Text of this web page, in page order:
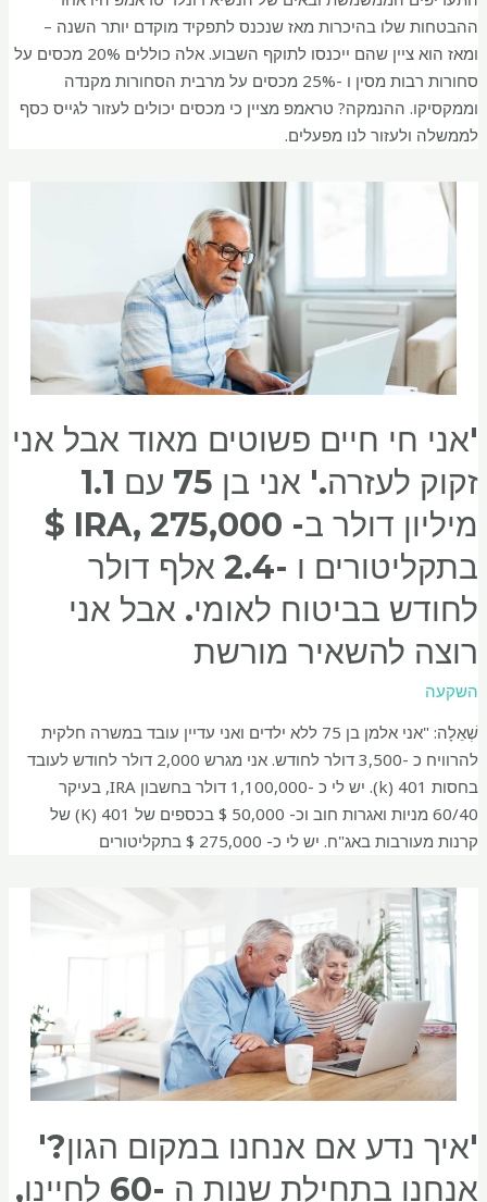
ההבטחות שלו בהיכרות מאז שנכנס לתפקיד מוקדם יותר השנה –
ומאז הוא ציין שהם ייכנסו לתוקף השבוע. אלה כוללים 20% מכסים על
סחורות רבות מסין ו -25% מכסים על מרבית הסחורות מקנדה
וממקסיקו. ההנמקה? טראמפ מציין כי מכסים יכולים לעזור לגייס כסף
לממשלה ולעזור לנו מפעלים.
'אני חי חיים פשוטים מאוד אבל אני
זקוק לעזרה.' אני בן 75 עם 1.1
מיליון דולר ב- IRA, 275,000 $
בתקליטורים ו -2.4 אלף דולר
לחודש בביטוח לאומי. אבל אני
רוצה להשאיר מורשת
השקעה
שְׁאֵלָה: "אני אלמן בן 75 ללא ילדים ואני עדיין עובד במשרה חלקית
להרוויח כ -3,500 דולר לחודש. אני מגרש 2,000 דולר לחודש לעובד
בחסות 401 (k). יש לי כ -1,100,000 דולר בחשבון IRA, בעיקר
60/40 מניות ואגרות חוב וכ- 50,000 $ בכספים של 401 (K) של
קרנות מעורבות באג"ח. יש לי כ- 275,000 $ בתקליטורים
'איך נדע אם אנחנו במקום הגון?'
אנחנו בתחילת שנות ה -60 לחיינו,